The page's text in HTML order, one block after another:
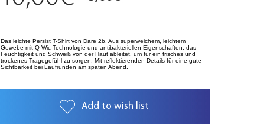
Das leichte Persist T-Shirt von Dare 2b. Aus superweichem, leichtem
Gewebe mit Q-Wic-Technologie und antibakteriellen Eigenschaften, das
Feuchtigkeit und Schweiß von der Haut ableitet, um für ein frisches und
trockenes Tragegefühl zu sorgen. Mit reflektierenden Details für eine gute
Sichtbarkeit bei Laufrunden am späten Abend.
Add to wish list